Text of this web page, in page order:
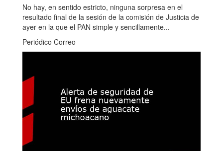
No hay, en sentido estricto, ninguna sorpresa en el
resultado final de la sesión de la comisión de Justicia de
ayer en la que el PAN simple y sencillamente...
Periódico Correo